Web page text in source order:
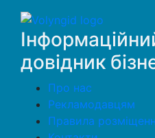
довідник
Про нас
Рекламодавцям
Правила